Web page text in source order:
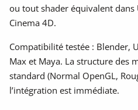
ou tout shader équivalent dans
Cinema 4D.
Compatibilité testée : Blender,
Max et Maya. La structure des
standard (Normal OpenGL,
l’intégration est immédiate.